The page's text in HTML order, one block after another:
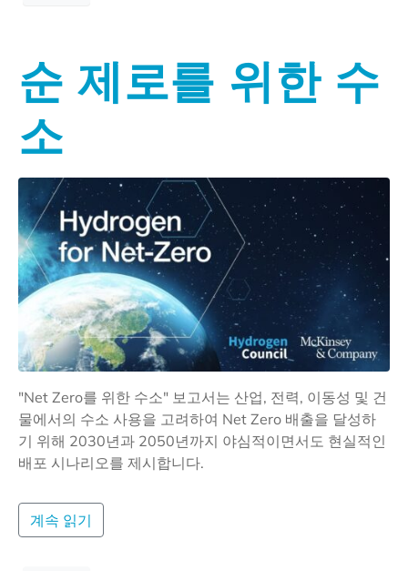
순 제로를 위한 수
소
"Net Zero를 위한 수소" 보고서는 산업, 전력, 이동성 및 건
물에서의 수소 사용을 고려하여 Net Zero 배출을 달성하
기 위해 2030년과 2050년까지 야심적이면서도 현실적인
배포 시나리오를 제시합니다.
계속 읽기